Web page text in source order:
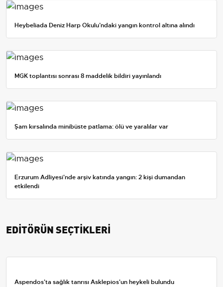
Heybeliada Deniz Harp Okulu’ndaki yangın kontrol altına alındı
MGK toplantısı sonrası 8 maddelik bildiri yayınlandı
Şam kırsalında minibüste patlama: ölü ve yaralılar var
Erzurum Adliyesi'nde arşiv katında yangın: 2 kişi dumandan
etkilendi
EDİTÖRÜN SEÇTİKLERİ
Aspendos'ta sağlık tanrısı Asklepios'un heykeli bulundu